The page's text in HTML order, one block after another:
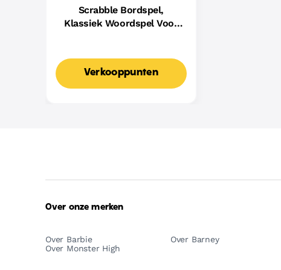
Scrabble Bordspel,
Klassiek Woordspel Voor
Nederlandse Editie
Verkooppunten
Over onze merken
Over Barbie Over Barney
Over Monster High